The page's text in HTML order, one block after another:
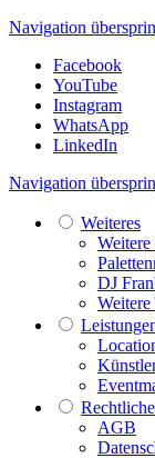
Navigation
Facebook
YouTube
Instagram
WhatsApp
LinkedIn
Navigation
Weiteres
Weitere
DJ
Weitere
AGB